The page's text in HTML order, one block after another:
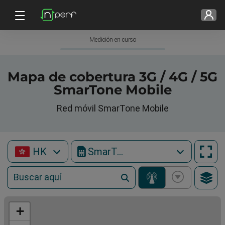
Medición en curso
Mapa de cobertura 3G / 4G / 5G
SmarTone Mobile
Red móvil SmarTone Mobile
HK SmarTone Mobile
+